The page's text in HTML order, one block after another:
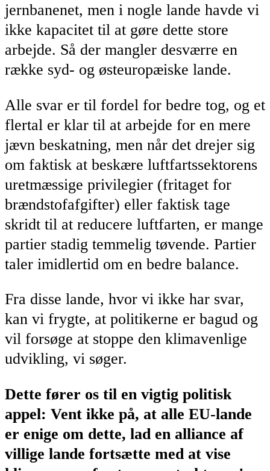
jernbanenet, men i nogle lande havde vi
ikke kapacitet til at gøre dette store
arbejde. Så der mangler desværre en
række syd- og østeuropæiske lande.
Alle svar er til fordel for bedre tog, og et
flertal er klar til at arbejde for en mere
jævn beskatning, men når det drejer sig
om faktisk at beskære luftfartssektorens
uretmæssige privilegier (fritaget for
brændstofafgifter) eller faktisk tage
skridt til at reducere luftfarten, er mange
partier stadig temmelig tøvende. Partier
taler imidlertid om en bedre balance.
Fra disse lande, hvor vi ikke har svar,
kan vi frygte, at politikerne er bagud og
vil forsøge at stoppe den klimavenlige
udvikling, vi søger.
Dette fører os til en vigtig politisk
appel: Vent ikke på, at alle EU-lande
er enige om dette, lad en alliance af ​​
villige lande fortsætte med at vise